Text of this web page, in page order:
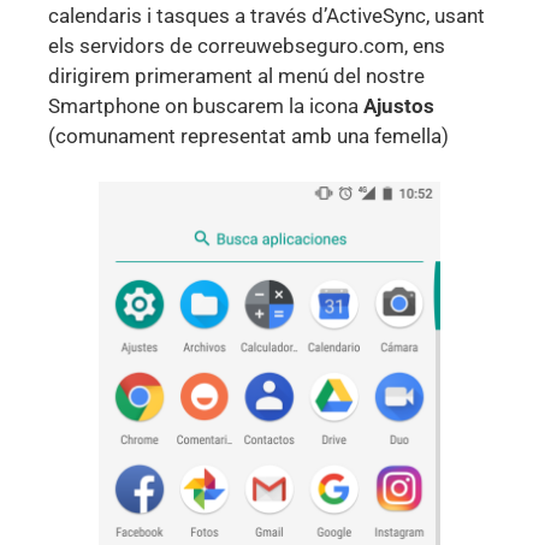
calendaris i tasques a través d’ActiveSync, usant
els servidors de correuwebseguro.com, ens
dirigirem primerament al menú del nostre
Smartphone on buscarem la icona Ajustos
(comunament representat amb una femella)